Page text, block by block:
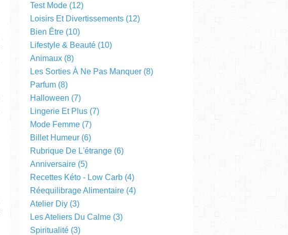
Test Mode (12)
Loisirs Et Divertissements (12)
Bien Être (10)
Lifestyle & Beauté (10)
Animaux (8)
Les Sorties À Ne Pas Manquer (8)
Parfum (8)
Halloween (7)
Lingerie Et Plus (7)
Mode Femme (7)
Billet Humeur (6)
Rubrique De L'étrange (6)
Anniversaire (5)
Recettes Kéto - Low Carb (4)
Réequilibrage Alimentaire (4)
Atelier Diy (3)
Les Ateliers Du Calme (3)
Spiritualité (3)